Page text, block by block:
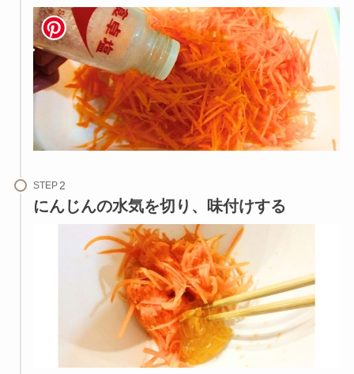
STEP
にんじんの水気を切り、味付けする